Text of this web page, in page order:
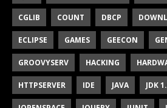
CGLIB COUNT DBCP
ECLIPSE GAMES GEECON
GROOVYSERV HACKING
HTTPSERVER IDE JAVA JDK